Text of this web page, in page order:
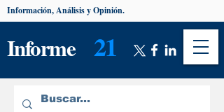
Informe 21
Información, Análisis y Opinión.